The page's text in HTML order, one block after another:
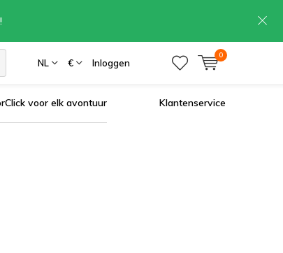
NL € Inloggen
0
voor elk avontuur Klantenservice